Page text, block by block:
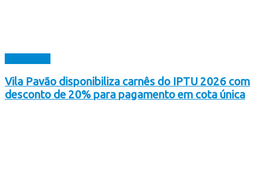
Vila Pavão disponibiliza carnês do IPTU 2026 com
desconto de 20% para pagamento em cota única